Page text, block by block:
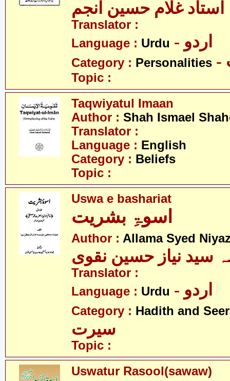
استاد غلام حسین انجم
Translator :
Language : Urdu - اردو
Category : Personalities
Topic :
Taqwiyatul Imaan
Author : Shah Ismael
Translator :
Language : English
Category : Beliefs
Topic :
Uswa e bashariat
اسوۃِ بشریت
Author : Allama Syed
سید نیاز حسین نقوی
Translator :
Language : Urdu - اردو
Category : Hadith and
سیرت
Topic :
Uswatur Rasool(sawaw)